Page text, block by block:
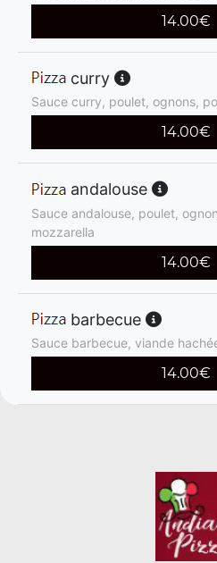
14.00€
curry
Sauce curry, poulet, ognons,
14.00€
andalouse
Sauce andalouse, poulet,
mozzarella
14.00€
barbecue
Sauce barbecue, viande
14.00€